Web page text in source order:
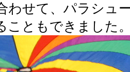
わせて、パラシュ
こともできました